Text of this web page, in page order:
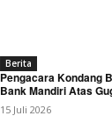
Berita
Pengacara Kondang
Bank Mandiri Atas
15 Juli 2026